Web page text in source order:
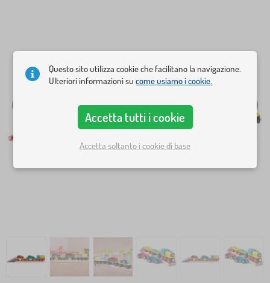
Questo sito utilizza cookie che facilitano la navigazione.
Ulteriori informazioni sucome usiamo i cookie.
Accetta tutti i cookie
Accetta soltanto i cookie di base